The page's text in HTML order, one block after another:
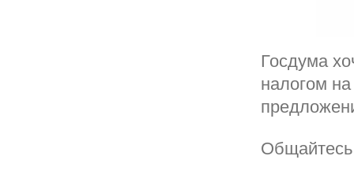
Госдума
налогом
Общайтесь